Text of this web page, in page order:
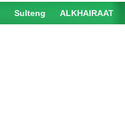
Sulteng ALKHAIRAAT